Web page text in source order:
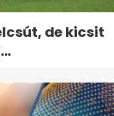
de kicsit